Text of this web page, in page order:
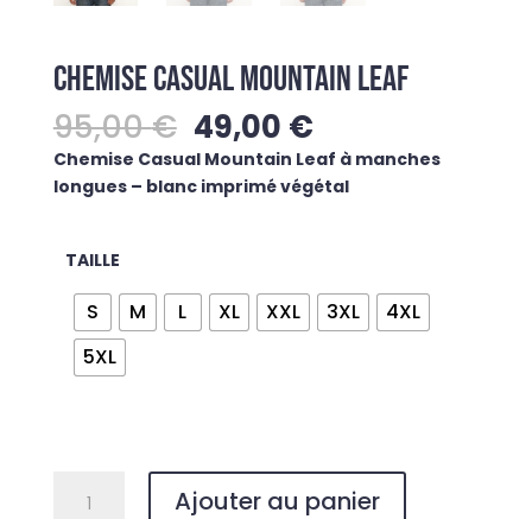
CHEMISE CASUAL MOUNTAIN LEAF
95,00€ Le
prix
initial
était :
49,00 €Le
prix
actuel
est :
Chemise Casual Mountain Leaf à manches
longues – blanc imprimé végétal
TAILLE
S M L XL XXL 3XL
4XL
5XL
Ajouter au panier